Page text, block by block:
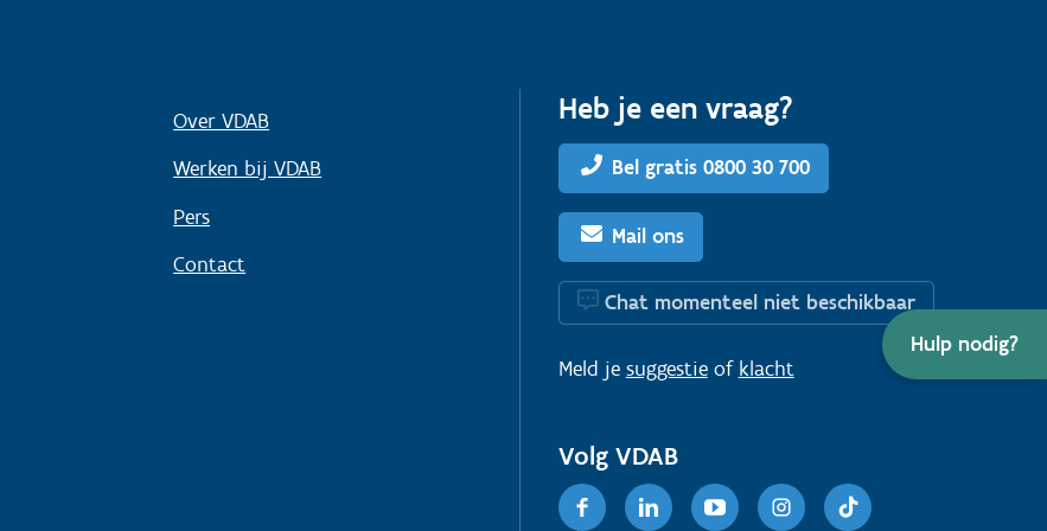
Hulp nodig?
Over VDAB
Werken bij VDAB
Pers
Contact
Heb je een vraag?
Bel gratis 0800 30 700
Mail ons
Chat momenteel niet beschikbaar
Meld je suggestieof klacht
Volg VDAB
FacebookLinkedinYoutubeInstagram